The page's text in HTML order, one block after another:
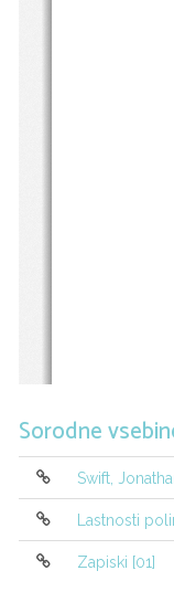
Sorodne
Swift,
Lastnosti
Zapiski [01]